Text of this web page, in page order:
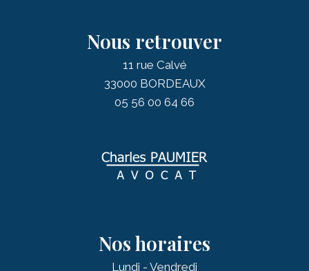
Nous retrouver
11 rue Calvé
33000 BORDEAUX
05 56 00 64 66
Nos horaires
Lundi - Vendredi